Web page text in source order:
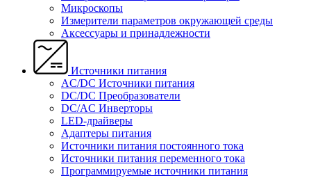
Микроскопы
Измерители параметров окружающей среды
Аксессуары и принадлежности
Источники питания
AC/DC Источники питания
DC/DC Преобразователи
DC/AC Инверторы
LED-драйверы
Адаптеры питания
Источники питания постоянного тока
Источники питания переменного тока
Программируемые источники питания